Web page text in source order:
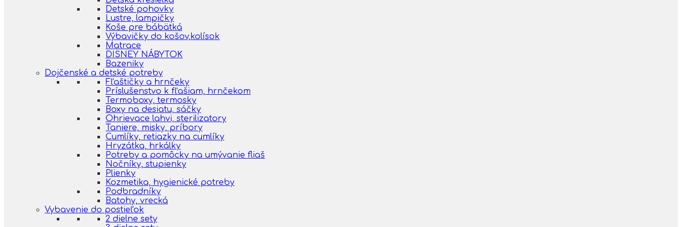
Detské pohovky
Lustre, lampičky
Koše pre bábätká
Výbavičky do košov,kolísok
Matrace
DISNEY NÁBYTOK
Bazeniky
Dojčenské a detské potreby
Fľaštičky a hrnčeky
Príslušenstvo k fľašiam, hrnčekom
Termoboxy, termosky
Boxy na desiatu, sáčky
Ohrievace lahvi, sterilizatory
Taniere, misky, príbory
Cumlíky, retiazky na cumlíky
Hryzátka, hrkálky
Potreby a pomôcky na umývanie fliaš
Nočníky, stupienky
Plienky
Kozmetika, hygienické potreby
Podbradníky
Batohy, vrecká
Vybavenie do postieľok
2 dielne sety